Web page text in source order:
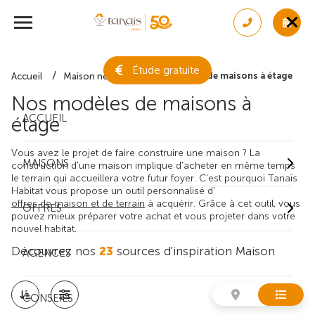
Étude gratuite
ACCUEIL
MAISONS
OFFRES
AGENCES
CONSEILS
Accueil Maison neuve Nos modèles de maisons à étage
Nos modèles de maisons à
étage
Vous avez le projet de faire construire une maison ? La
construction d'une maison implique d'acheter en même temps
le terrain qui accueillera votre futur foyer. C'est pourquoi Tanaïs
Habitat vous propose un outil personnalisé d'
offres de maison et de terrain à acquérir. Grâce à cet outil, vous
pouvez mieux préparer votre achat et vous projeter dans votre
nouvel habitat.
Découvrez nos 23 sources d'inspiration Maison